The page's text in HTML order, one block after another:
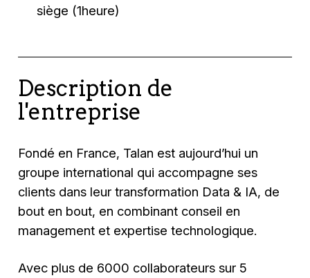
siège (1heure)
Description de
l'entreprise
Fondé en France, Talan est aujourd’hui un
groupe international qui accompagne ses
clients dans leur transformation Data & IA, de
bout en bout, en combinant conseil en
management et expertise technologique.
Avec plus de 6000 collaborateurs sur 5